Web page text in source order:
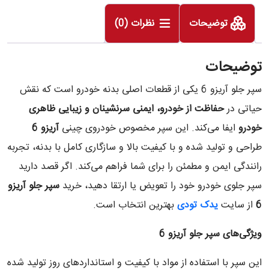
توضیحات نظرات (0)
توضیحات
سپر جلو آریزو 6 یکی از قطعات اصلی بدنه خودرو است که نقش
حیاتی درحفاظت از خودرو، ایمنی سرنشینان و زیبایی ظاهری
خودرو ایفا می‌کند. این سپر مخصوص خودروی چینیآریزو 6
طراحی و تولید شده و با کیفیت بالا و سازگاری کامل با بدنه، تجربه
رانندگی ایمن و مطمئن را برای شما فراهم می‌کند. اگر قصد دارید
سپر جلوی خودرو خود را تعویض یا ارتقا دهید، خرید سپر جلو آریزو
6 از سایتیدک تودیبهترین انتخاب است.
ویژگی‌های سپر جلو آریزو 6
این سپر با استفاده از مواد با کیفیت و استانداردهای روز تولید شده